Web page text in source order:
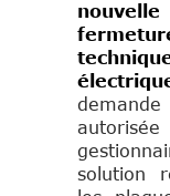
solution